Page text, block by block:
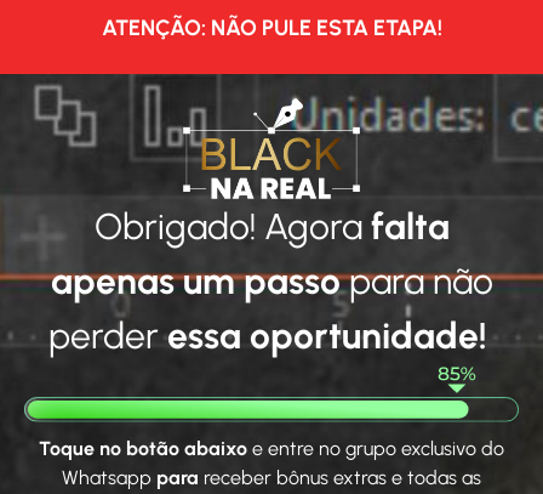
ATENÇÃO: NÃO PULE ESTA ETAPA!
Obrigado! Agorafalta
apenas um passopara não
perderessa oportunidade!
Toque no botão abaixo e entre no grupo exclusivo do
Whatsapp para receber bônus extras e todas as